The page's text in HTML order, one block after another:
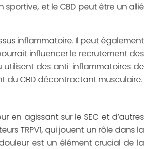
et le CBD peut être un allié
inflammatoire. Il peut également
influencer le recrutement des
utilisent des anti-inflammatoires de
du CBD décontractant musculaire.
en agissant sur le SEC et d’autres
TRPV1, qui jouent un rôle dans la
est un élément crucial de la